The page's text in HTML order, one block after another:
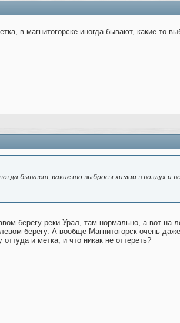
в магнитогорске иногда бывают, какие то
бывают, какие то выбросы химии в воздух и
берегу реки Урал, там нормально, а вот на
берегу. А вообще Магнитогорск очень
и метка, и что никак не оттереть?